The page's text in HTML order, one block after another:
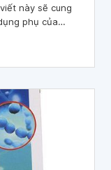
này sẽ cung
phụ của